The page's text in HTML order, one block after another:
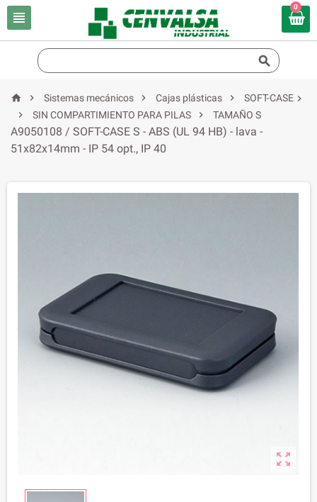

0

  Sistemas mecánicos  Cajas plásticas 
SOFT-CASE

SIN COMPARTIMIENTO PARA PILAS  TAMAÑO S

A9050108 / SOFT-CASE S - ABS (UL 94 HB) - lava -
51x82x14mm - IP 54 opt., IP 40
